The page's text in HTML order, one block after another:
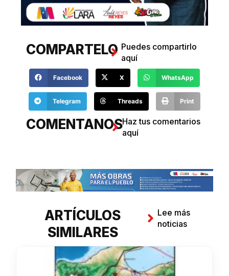
COMPARTELO Puedes compartirlo
aquí
Facebook X WhatsApp
Telegram Threads Print
COMENTANOSHaz tus comentarios
aquí
ARTÍCULOS
SIMILARES
Lee más
noticias